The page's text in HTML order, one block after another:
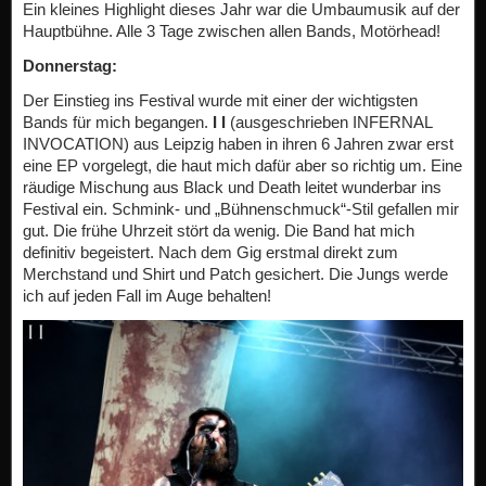
Ein kleines Highlight dieses Jahr war die Umbaumusik auf der
Hauptbühne. Alle 3 Tage zwischen allen Bands, Motörhead!
Donnerstag:
Der Einstieg ins Festival wurde mit einer der wichtigsten
Bands für mich begangen. I I (ausgeschrieben INFERNAL
INVOCATION) aus Leipzig haben in ihren 6 Jahren zwar erst
eine EP vorgelegt, die haut mich dafür aber so richtig um. Eine
räudige Mischung aus Black und Death leitet wunderbar ins
Festival ein. Schmink- und „Bühnenschmuck“-Stil gefallen mir
gut. Die frühe Uhrzeit stört da wenig. Die Band hat mich
definitiv begeistert. Nach dem Gig erstmal direkt zum
Merchstand und Shirt und Patch gesichert. Die Jungs werde
ich auf jeden Fall im Auge behalten!